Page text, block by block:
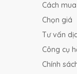
Cách
Chọn giá
Tư vấn
Công cụ
Chính